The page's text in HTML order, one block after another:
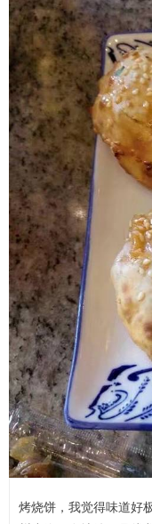
烤烧饼，我觉得味道好